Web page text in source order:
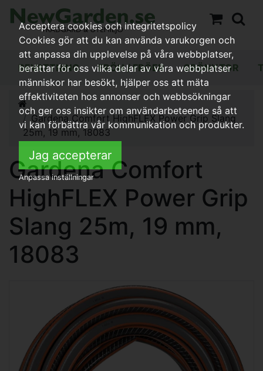
BEVATTNING FRÖN / FRÖER GRÖNYTOR
Gardena Comfort HighFLEX Power Grip Slang
25m, 19 mm, 18083
Gardena Comfort
HighFLEX Power Grip
Slang 25m, 19 mm,
18083
Acceptera cookies och integritetspolicy
Cookies gör att du kan använda varukorgen och
att anpassa din upplevelse på våra webbplatser,
berättar för oss vilka delar av våra webbplatser
människor har besökt, hjälper oss att mäta
effektiviteten hos annonser och webbsökningar
och ger oss insikter om användarbeteende så att
vi kan förbättra vår kommunikation och produkter.
Jag accepterar
Anpassa inställningar